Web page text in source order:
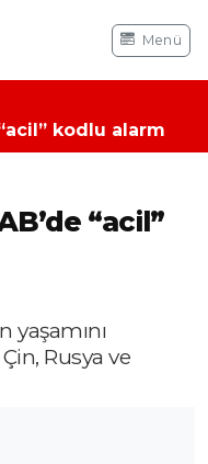
Menü
kodlu alarm
“acil”
yaşamını
Rusya ve